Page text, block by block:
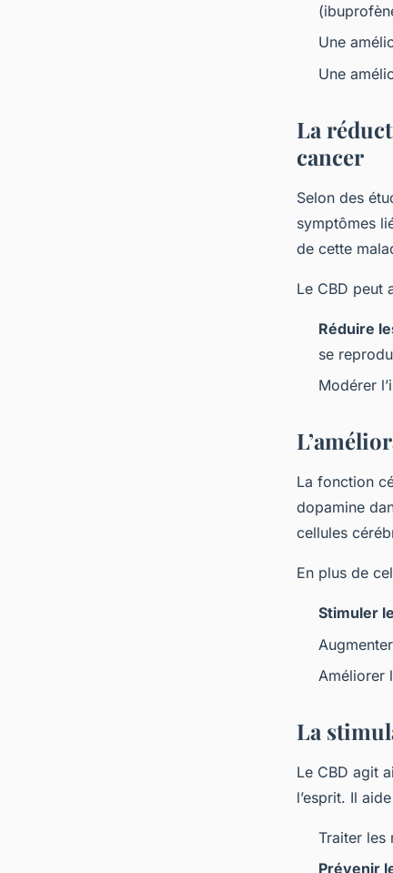
Une
Une
La
cancer
Selon des
symptômes
de cette
Le CBD peut
Réduire
se
Modérer
La fonction
dopamine
cellules
En plus de
Stimuler
Améliorer
La
Le CBD agit
l’esprit. Il
Traiter les
Prévenir